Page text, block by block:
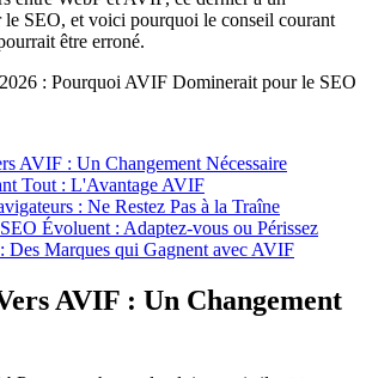
le SEO, et voici pourquoi le conseil courant
être erroné.
AVIF : Un Changement Nécessaire
Tout : L'Avantage AVIF
: Ne Restez Pas à la Traîne
Évoluent : Adaptez-vous ou Périssez
Des Marques qui Gagnent avec AVIF
AVIF : Un Changement